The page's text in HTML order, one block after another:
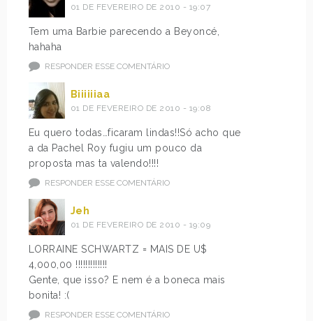
01 DE FEVEREIRO DE 2010 - 19:07
Tem uma Barbie parecendo a Beyoncé,
hahaha
RESPONDER ESSE COMENTÁRIO
Biiiiiiaa
01 DE FEVEREIRO DE 2010 - 19:08
Eu quero todas…ficaram lindas!!Só acho que
a da Pachel Roy fugiu um pouco da
proposta mas ta valendo!!!!
RESPONDER ESSE COMENTÁRIO
Jeh
01 DE FEVEREIRO DE 2010 - 19:09
LORRAINE SCHWARTZ = MAIS DE U$
4,000,00 !!!!!!!!!!!!!
Gente, que isso? E nem é a boneca mais
bonita! :(
RESPONDER ESSE COMENTÁRIO